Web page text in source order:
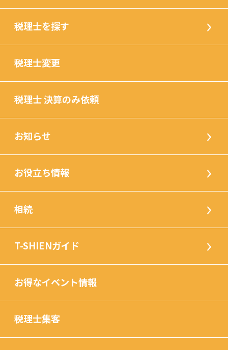
税理士を探す
税理士変更
税理士 決算のみ依頼
お知らせ
お役立ち情報
相続
T-SHIENガイド
お得なイベント情報
税理士集客